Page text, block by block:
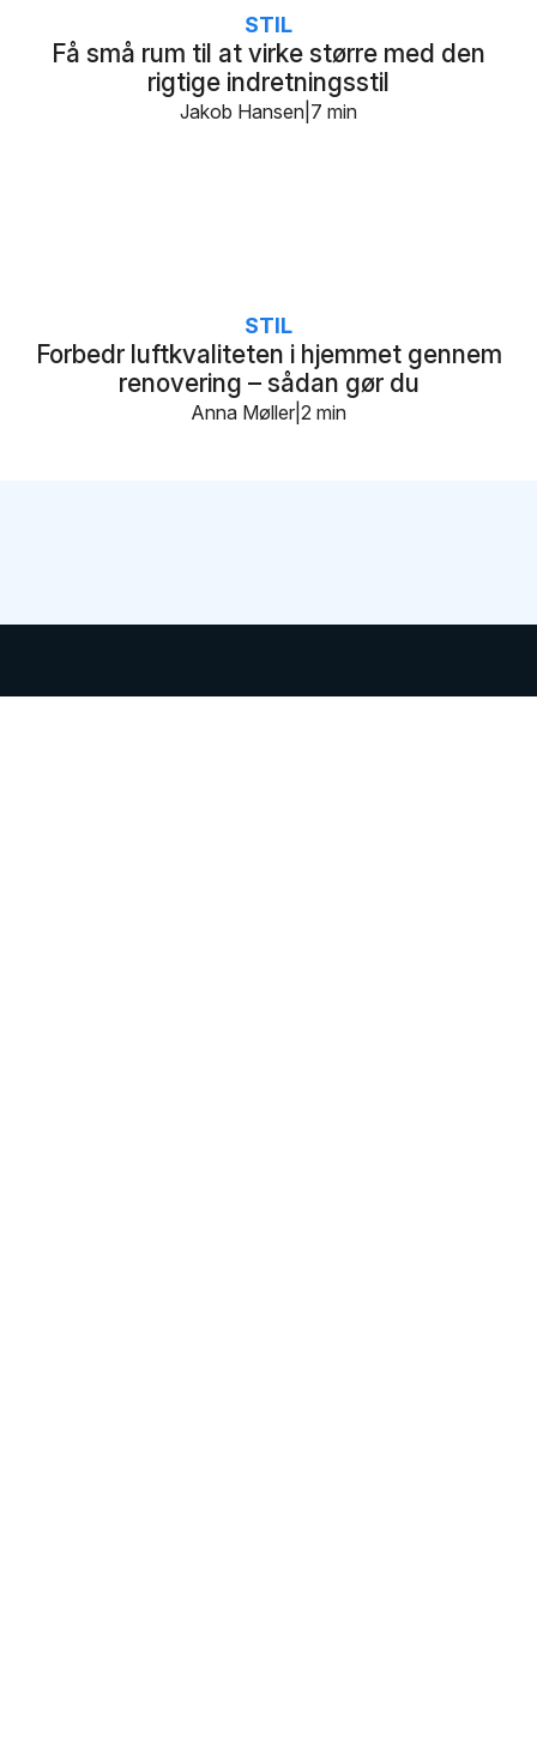
Få små rum til at virke større med den
rigtige indretningsstil
STIL
7 min
Jakob Hansen
Forbedr luftkvaliteten i hjemmet gennem
renovering – sådan gør du
STIL
2 min
Anna Møller